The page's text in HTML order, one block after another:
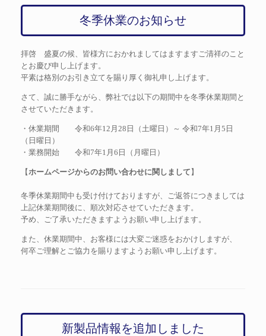
冬季休業のお知らせ
拝啓 盛夏の候、皆様方におかれましてはますますご清祥のこと
とお慶び申し上げます。
平素は格別のお引き立てを賜り厚く御礼申し上げます。
さて、誠に勝手ながら、弊社では以下の期間中を冬季休業期間と
させていただきます。
・休業期間 令和6年12月28日（土曜日）～ 令和7年1月5日
（日曜日）
・業務開始 令和7年1月6日（月曜日）
【ホームページからのお問い合わせに関しまして 】
冬季休業期間中も受け付けておりますが、ご返答につきましては
上記休業期間後に、順次対応させていただきます。
予め、ご了承いただきますようお願い申し上げます。
また、休業期間中、お客様には大変ご迷惑をおかけしますが、
何卒ご理解とご協力を賜りますようお願い申し上げます。
新製品情報を追加しました